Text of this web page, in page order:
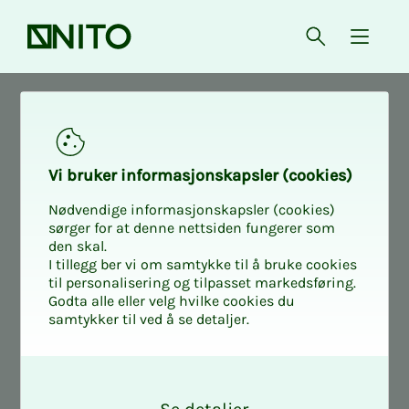
Forsiden Åpne søk
{
Nyheter fra arbeidslivet
Vi bru­­­ker in­­­for­­­ma­­­sjons­­­kaps­­­­­ler (cookies)
Nødvendige informasjonskapsler (cookies)
sørger for at denne nettsiden fungerer som
den skal.
I tillegg ber vi om samtykke til å bruke cookies
til personalisering og tilpasset markedsføring.
Godta alle eller velg hvilke cookies du
samtykker til ved å se detaljer.